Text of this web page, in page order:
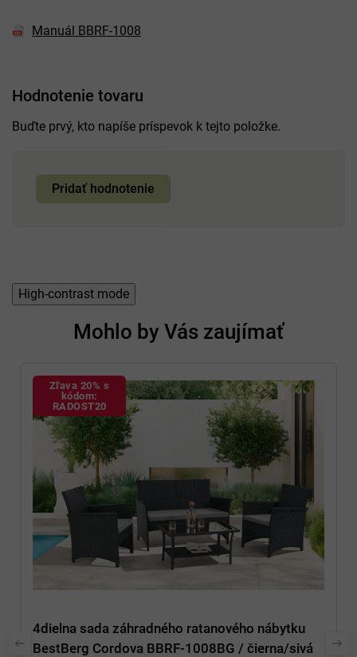
Farba ratanuhnedá
Manuál BBRF-1008
Hodnotenie tovaru
Buďte prvý, kto napíše príspevok k tejto položke.
Pridať hodnotenie
High-contrast mode
Mohlo by Vás zaujímať
Zľava 20% s
kódom:
RADOST20
4dielna sada záhradného ratanového nábytku
BestBerg Cordova BBRF-1008BG / čierna/sivá